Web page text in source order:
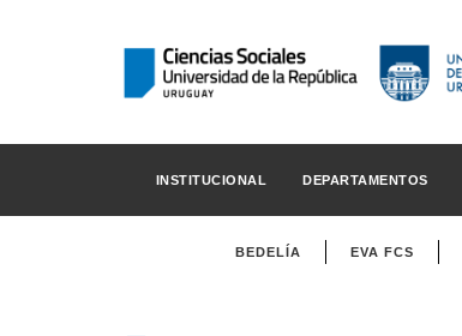
INSTITUCIONAL DEPARTAMENTOS
BEDELÍA EVA FCS